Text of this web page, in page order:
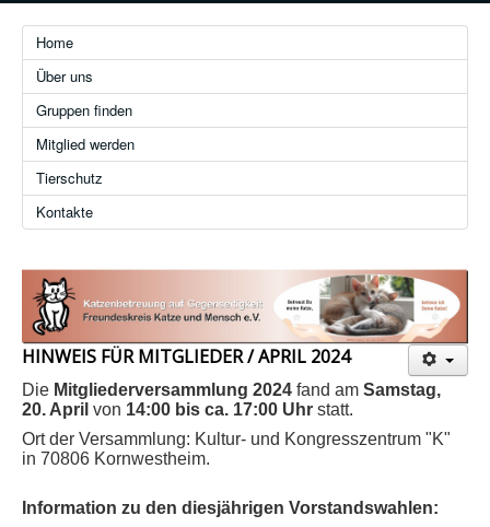
Home
Über uns
Gruppen finden
Mitglied werden
Tierschutz
Kontakte
HINWEIS FÜR MITGLIEDER / APRIL 2024
Die Mitgliederversammlung 2024 fand am Samstag,
20. April von 14:00 bis ca. 17:00 Uhr statt.
Ort der Versammlung: Kultur- und Kongresszentrum "K"
in 70806 Kornwestheim.
Information zu den diesjährigen Vorstandswahlen: